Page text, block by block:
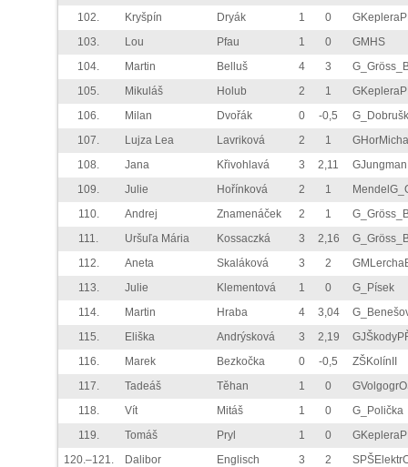
102. Kryšpín Dryák 1 0
103.
Lou Pfau 1 0
GMHS
104.
Martin Belluš 4 3
105.
Mikuláš Holub 2 1
106.
Milan Dvořák 0 -0,5
107.
Lujza Lea Lavriková 2 1
108.
Jana Křivohlavá 3 2,11
109.
Julie Hořínková 2 1
110.
Andrej Znamenáček 2 1
111.
Uršuľa Mária Kossaczká 3 2,16
112.
Aneta Skaláková 3 2
113.
Julie Klementová 1 0
G_Písek
114.
Martin Hraba 4 3,04
115.
Eliška Andrýsková 3 2,19
116.
Marek Bezkočka 0 -0,5
ZŠKolínII
117.
Tadeáš Těhan 1 0
118.
Vít Mitáš 1 0
G_Polička
119.
Tomáš Pryl 1 0
120.–121.
Dalibor Englisch 3 2